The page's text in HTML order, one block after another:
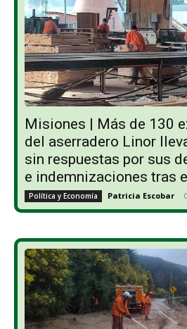
Misiones | Más de 130
del aserradero Linor
sin respuestas por sus
e indemnizaciones tras
Política y Economía Patricia Escobar -